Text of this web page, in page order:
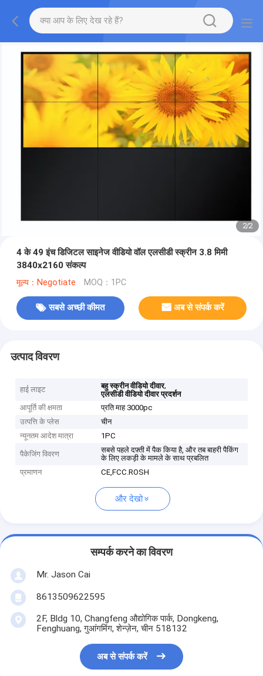
1/2
4 के 49 इंच डिजिटल साइनेज वीडियो वॉल एलसीडी स्क्रीन 3.8 मिमी
3840x2160 संकल्प
मूल्य：Negotiate MOQ：1PC
सबसे अच्छी कीमत अब से संपर्क करें
उत्पाद विवरण
हाई लाइट बहु स्क्रीन वीडियो दीवार,
एलसीडी वीडियो दीवार प्रदर्शन
आपूर्ति की क्षमता
प्रति माह 3000pc
उत्पत्ति के प्लेस
चीन
न्यूनतम आदेश मात्रा
1PC
पैकेजिंग विवरण
सबसे पहले दफ़्ती में पैक किया है, और तब बाहरी पैकिंग
के लिए लकड़ी के मामले के साथ प्रबलित
प्रमाणन
CE,FCC.ROSH
और देखो
सम्पर्क करने का विवरण
Mr. Jason Cai
8613509622595
2F, Bldg 10, Changfeng औद्योगिक पार्क, Dongkeng,
Fenghuang, गुआंगमिंग, शेन्ज़ेन, चीन 518132
अब से संपर्क करें